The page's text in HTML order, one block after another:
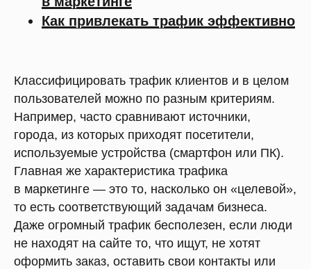
Как привлекать трафик эффективно
Классифицировать трафик клиентов и в целом
пользователей можно по разным критериям.
Например, часто сравнивают источники,
города, из которых приходят посетители,
используемые устройства (смартфон или ПК).
Главная же характеристика трафика
в маркетинге — это то, насколько он «целевой»,
то есть соответствующий задачам бизнеса.
Даже огромный трафик бесполезен, если люди
не находят на сайте то, что ищут, не хотят
оформить заказ, оставить свои контакты или